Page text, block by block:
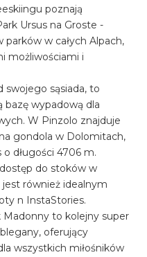
poznają
Ursus na Groste -
parków w całych Alpach,
możliwościami i
swojego sąsiada, to
bazę wypadową dla
W Pinzolo znajduje
gondola w Dolomitach,
długości 4706 m.
do stoków w
również idealnym
n InstaStories.
Madonny to kolejny super
oferujący
wszystkich miłośników